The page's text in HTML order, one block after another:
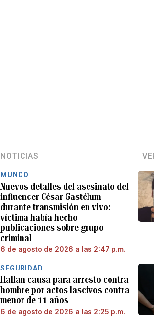
NOTICIAS
MUNDO
Nuevos detalles del asesinato del
influencer César Gastélum
durante transmisión en vivo:
víctima había hecho
publicaciones sobre grupo
criminal
6 de agosto de 2026 a las 2:47 p.m.
SEGURIDAD
Hallan causa para arresto contra
hombre por actos lascivos contra
menor de 11 años
6 de agosto de 2026 a las 2:25 p.m.